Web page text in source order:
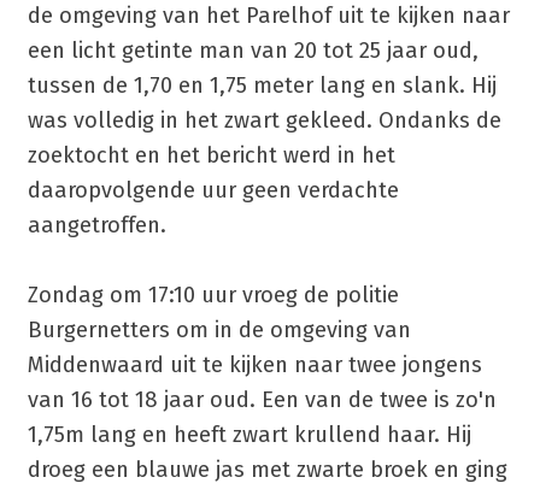
de omgeving van het Parelhof uit te kijken naar
een licht getinte man van 20 tot 25 jaar oud,
tussen de 1,70 en 1,75 meter lang en slank. Hij
was volledig in het zwart gekleed. Ondanks de
zoektocht en het bericht werd in het
daaropvolgende uur geen verdachte
aangetroffen.
Zondag om 17:10 uur vroeg de politie
Burgernetters om in de omgeving van
Middenwaard uit te kijken naar twee jongens
van 16 tot 18 jaar oud. Een van de twee is zo'n
1,75m lang en heeft zwart krullend haar. Hij
droeg een blauwe jas met zwarte broek en ging